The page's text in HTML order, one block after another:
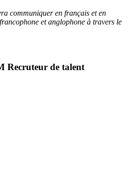
communiquer en français et en
et anglophone à travers le
Recruteur de talent